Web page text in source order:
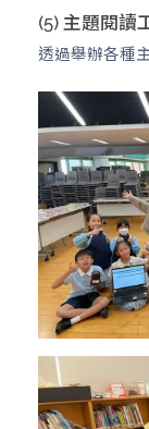
(5) 主題閱讀
透過舉辦各種